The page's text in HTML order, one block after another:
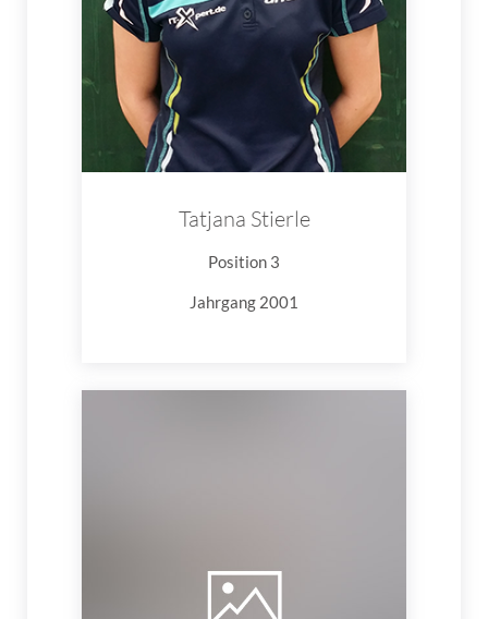
Tatjana Stierle
Position 3
Jahrgang 2001